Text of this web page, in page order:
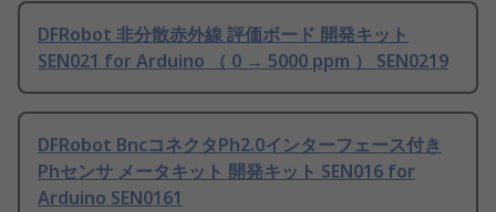
DFRobot 非分散赤外線 評価ボード 開発キット
SEN021 for Arduino （ 0 → 5000 ppm ） SEN0219
DFRobot BncコネクタPh2.0インターフェース付き
Phセンサ メータキット 開発キット SEN016 for
Arduino SEN0161